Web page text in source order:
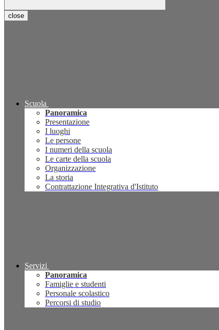
close
Scuola
Panoramica
Presentazione
I luoghi
Le persone
I numeri della scuola
Le carte della scuola
Organizzazione
La storia
Contrattazione Integrativa d'Istituto
Servizi
Panoramica
Famiglie e studenti
Personale scolastico
Percorsi di studio